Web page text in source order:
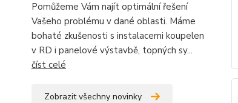
Pomůžeme Vám najít optimální řešení
Vašeho problému v dané oblasti. Máme
bohaté zkušenosti s instalacemi koupelen
v RD i panelové výstavbě, topných sy...
číst celé
Zobrazit všechny novinky